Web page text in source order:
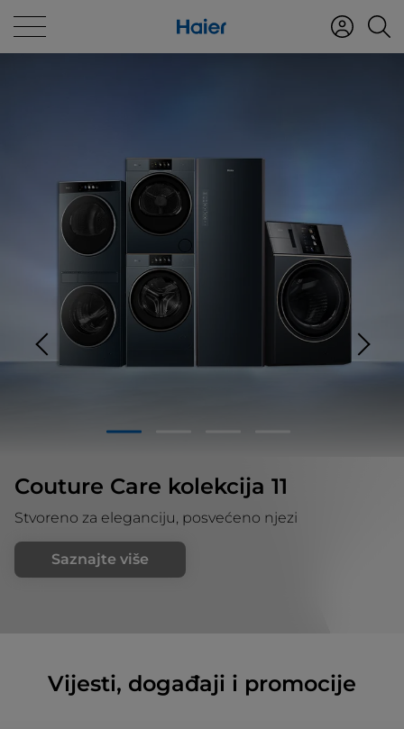
Couture Care kolekcija 11
Stvoreno za eleganciju, posvećeno njezi
Saznajte više
1 2 3 4
Vijesti, događaji i promocije